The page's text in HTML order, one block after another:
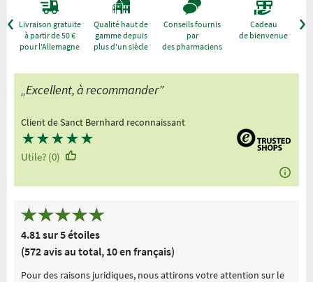
Livraison gratuite
à partir de 50 €
pour l'Allemagne
Qualité haut de
gamme depuis
plus d'un siècle
Conseils fournis
par
des pharmaciens
Cadeau
de bienvenue
„Excellent, à recommander”
Client de Sanct Bernhard reconnaissant
★★★★★
Utile? (0)
4.81 sur 5 étoiles
(572 avis au total, 10 en français)
Pour des raisons juridiques, nous attirons votre attention sur le